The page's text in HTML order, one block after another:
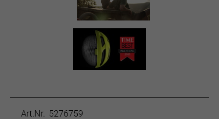
Art.Nr. 5276759